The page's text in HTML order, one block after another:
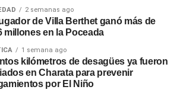
2 semanas ago
de Villa Berthet ganó más de
millones en la Poceada
1 semana ago
kilómetros de desagües ya fueron
en Charata para prevenir
por El Niño